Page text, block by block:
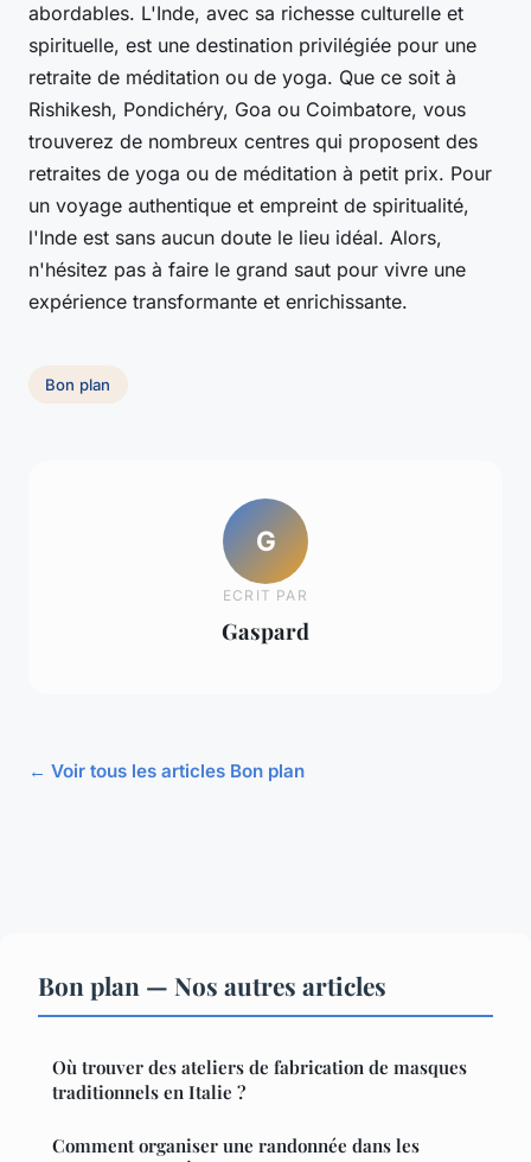
abordables. L'Inde, avec sa richesse culturelle et
spirituelle, est une destination privilégiée pour une
retraite de méditation ou de yoga. Que ce soit à
Rishikesh, Pondichéry, Goa ou Coimbatore, vous
trouverez de nombreux centres qui proposent des
retraites de yoga ou de méditation à petit prix. Pour
un voyage authentique et empreint de spiritualité,
l'Inde est sans aucun doute le lieu idéal. Alors,
n'hésitez pas à faire le grand saut pour vivre une
expérience transformante et enrichissante.
Bon plan
G
ECRIT PAR
Gaspard
← Voir tous les articles Bon plan
Bon plan — Nos autres articles
Où trouver des ateliers de fabrication de masques
traditionnels en Italie ?
Comment organiser une randonnée dans les